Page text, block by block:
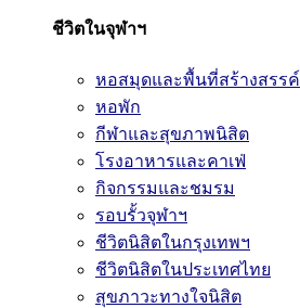
ชีวิตในจุฬาฯ
หอสมุดและพื้นที่สร้างสรรค์
หอพัก
กีฬาและสุขภาพนิสิต
โรงอาหารและคาเฟ่
กิจกรรมและชมรม
รอบรั้วจุฬาฯ
ชีวิตนิสิตในกรุงเทพฯ
ชีวิตนิสิตในประเทศไทย
สุขภาวะทางใจนิสิต